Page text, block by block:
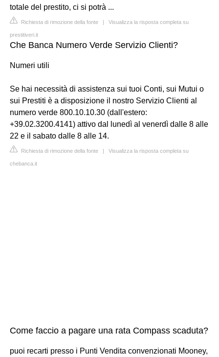
totale del prestito, ci si potrà ...
Richiesta di rimozione della fonte | Visualizza la risposta completa su
prestitiveri.it
Che Banca Numero Verde Servizio Clienti?
Numeri utili
Se hai necessità di assistenza sui tuoi Conti, sui Mutui o
sui Prestiti è a disposizione il nostro Servizio Clienti al
numero verde 800.10.10.30 (dall'estero:
+39.02.3200.4141) attivo dal lunedì al venerdì dalle 8 alle
22 e il sabato dalle 8 alle 14.
Richiesta di rimozione della fonte | Visualizza la risposta completa su
chebanca.it
Come faccio a pagare una rata Compass scaduta?
puoi recarti presso i Punti Vendita convenzionati Mooney,